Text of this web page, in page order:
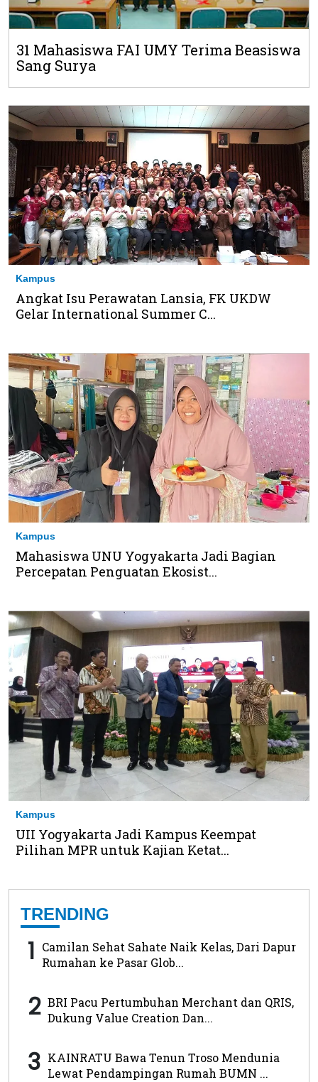
31 Mahasiswa FAI UMY Terima Beasiswa
Sang Surya
Kampus
Angkat Isu Perawatan Lansia, FK UKDW
Gelar International Summer C...
Kampus
Mahasiswa UNU Yogyakarta Jadi Bagian
Percepatan Penguatan Ekosist...
Kampus
UII Yogyakarta Jadi Kampus Keempat
Pilihan MPR untuk Kajian Ketat...
TRENDING
1 Camilan Sehat Sahate Naik Kelas, Dari Dapur
Rumahan ke Pasar Glob...
2 BRI Pacu Pertumbuhan Merchant dan QRIS,
Dukung Value Creation Dan...
3 KAINRATU Bawa Tenun Troso Mendunia
Lewat Pendampingan Rumah BUMN ...